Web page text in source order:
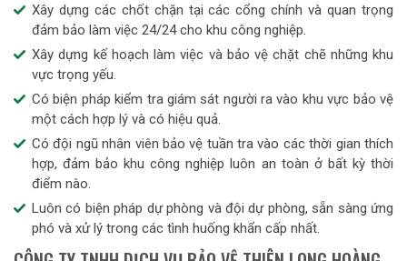
Xây dựng các chốt chặn tại các cổng chính và quan trọng
đảm bảo làm việc 24/24 cho khu công nghiệp.
Xây dựng kế hoạch làm việc và bảo vệ chặt chẽ những khu
vực trọng yếu.
Có biện pháp kiểm tra giám sát người ra vào khu vực bảo vệ
một cách hợp lý và có hiệu quả.
Có đội ngũ nhân viên bảo vệ tuần tra vào các thời gian thích
hợp, đảm bảo khu công nghiệp luôn an toàn ở bất kỳ thời
điểm nào.
Luôn có biện pháp dự phòng và đội dự phòng, sẵn sàng ứng
phó và xử lý trong các tình huống khẩn cấp nhất.